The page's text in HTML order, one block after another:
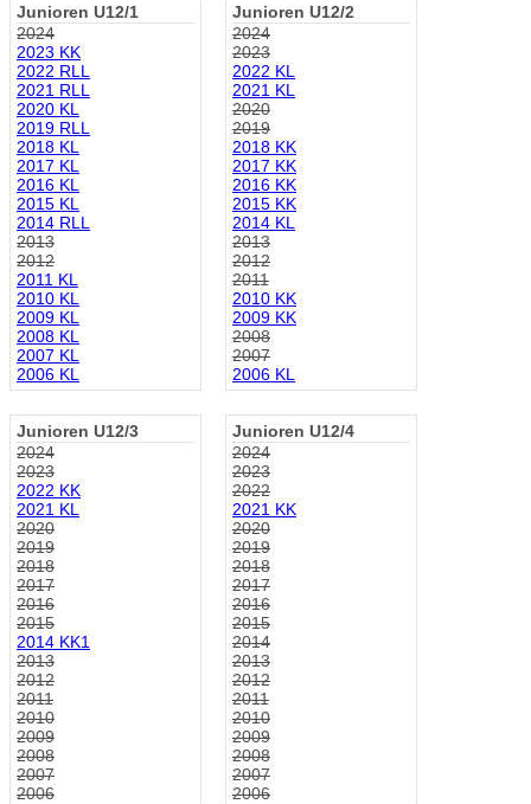
Junioren U12/1
2024
2023 KK
2022 RLL
2021 RLL
2020 KL
2019 RLL
2018 KL
2017 KL
2016 KL
2015 KL
2014 RLL
2013
2012
2011 KL
2010 KL
2009 KL
2008 KL
2007 KL
2006 KL
Junioren U12/2
2024
2023
2022 KL
2021 KL
2020
2019
2018 KK
2017 KK
2016 KK
2015 KK
2014 KL
2013
2012
2011
2010 KK
2009 KK
2008
2007
2006 KL
Junioren U12/3
2024
2023
2022 KK
2021 KL
2020
2019
2018
2017
2016
2015
2014 KK1
2013
2012
2011
2010
2009
2008
2007
2006
Junioren U12/4
2024
2023
2022
2021 KK
2020
2019
2018
2017
2016
2015
2014
2013
2012
2011
2010
2009
2008
2007
2006